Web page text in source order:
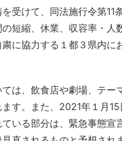
受けて、同法施行令第11
短縮、休業、収容率・人
に協力する１都３県内に
は、飲食店や劇場、テー
す。また、2021年１月
ている部分は、緊急事態宣